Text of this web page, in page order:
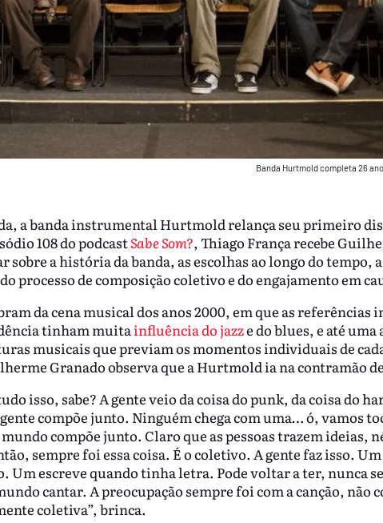
Banda Hurtmold completa 26
a banda instrumental Hurtmold relança seu primeiro
108 do podcastSabe Som?, Thiago França recebe
sobre a história da banda, as escolhas ao longo do
processo de composição coletivo e do engajamento em
da cena musical dos anos 2000, em que as
tinham muitainfluência do jazze do blues, e até uma
musicais que previam os momentos individuais de
Granado observa que a Hurtmold ia na contramão
isso, sabe? A gente veio da coisa do punk, da coisa do
gente compõe junto. Ninguém chega com uma… ó, vamos
compõe junto. Claro que as pessoas trazem ideias,
sempre foi essa coisa. É o coletivo. A gente faz isso.
escreve quando tinha letra. Pode voltar a ter, nunca
cantar. A preocupação sempre foi com a canção, não
coletiva”, brinca.